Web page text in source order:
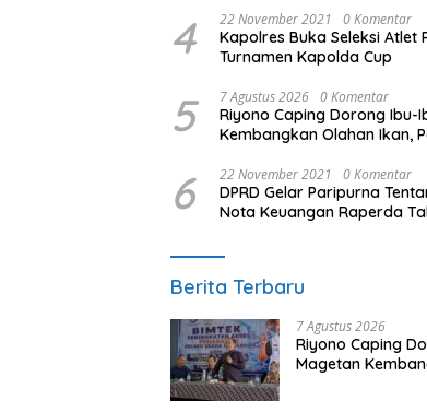
4 22 November 2021 0 Komentar
Kapolres Buka Seleksi Atlet
Turnamen Kapolda Cup
5 7 Agustus 2026 0 Komentar
Riyono Caping Dorong Ibu-
Kembangkan Olahan Ikan,
6 22 November 2021 0 Komentar
DPRD Gelar Paripurna
Nota Keuangan Raperda
Berita Terbaru
7 Agustus 2026
Riyono Caping
Magetan